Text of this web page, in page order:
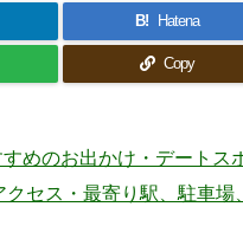
B! Hatena
Copy
めのお出かけ・デートス
セス・最寄り駅、駐車場